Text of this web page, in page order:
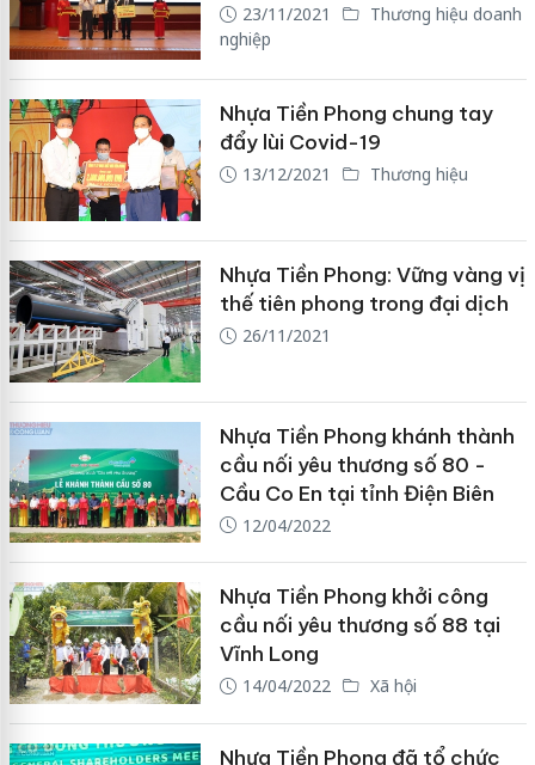
23/11/2021
Thương hiệu doanh
nghiệp
Nhựa Tiền Phong chung tay
đẩy lùi Covid-19
13/12/2021 Thương hiệu
Nhựa Tiền Phong: Vững vàng vị
thế tiên phong trong đại dịch
26/11/2021
Nhựa Tiền Phong khánh thành
cầu nối yêu thương số 80 -
Cầu Co En tại tỉnh Điện Biên
12/04/2022
Nhựa Tiền Phong khởi công
cầu nối yêu thương số 88 tại
Vĩnh Long
14/04/2022 Xã hội
Nhựa Tiền Phong đã tổ chức